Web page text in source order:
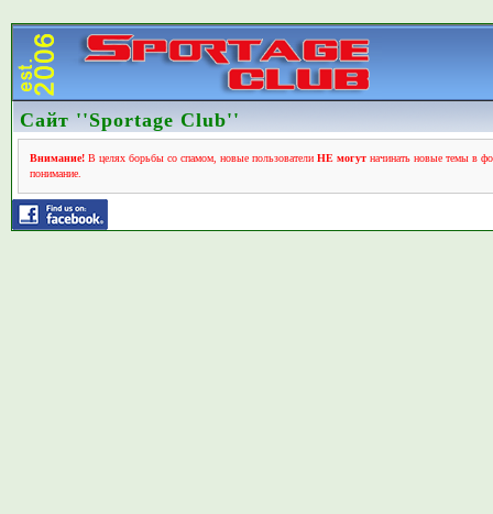
Сайт ''Sportage Club''
Внимание!В целях борьбы со спамом, новые пользователи НЕ могутначинать новые темы в
понимание.